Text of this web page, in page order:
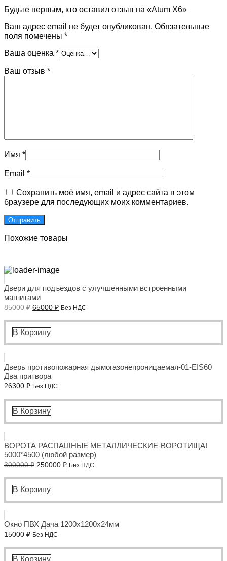
Будьте первым, кто оставил отзыв на «Atum X6»
Ваш адрес email не будет опубликован. Обязательные
поля помечены *
Ваша оценка *
Ваш отзыв *
Имя *
Email *
Сохранить моё имя, email и адрес сайта в этом
браузере для последующих моих комментариев.
Похожие товары
Двери для подъездов с улучшенными встроенными
магнитами
85000₽ Первоначальная
составляла
85000 ₽.
65000 ₽Текущая
65000 ₽.
Без НДС
В Корзину
Дверь противопожарная дымогазонепроницаемая-01-EIS60
Два притвора
26300 ₽ Без НДС
В Корзину
ВОРОТА РАСПАШНЫЕ МЕТАЛЛИЧЕСКИЕ-ВОРОТИЩА!
5000*4500 (любой размер)
300000₽ Первоначальная
составляла
300000 ₽.
250000 ₽Текущая
250000 ₽.
Без НДС
В Корзину
Окно ПВХ Дача 1200x1200x24мм
15000 ₽ Без НДС
В Корзину